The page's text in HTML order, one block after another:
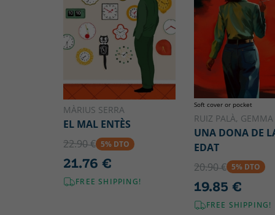
MÀRIUS SERRA
EL MAL ENTÈS
22.90 € 5% DTO
21.76 €
FREE SHIPPING!
Soft cover or pocket
RUIZ PALÀ, GEMMA
UNA DONA DE
EDAT
20.90 € 5% DTO
19.85 €
FREE SHIPPING!